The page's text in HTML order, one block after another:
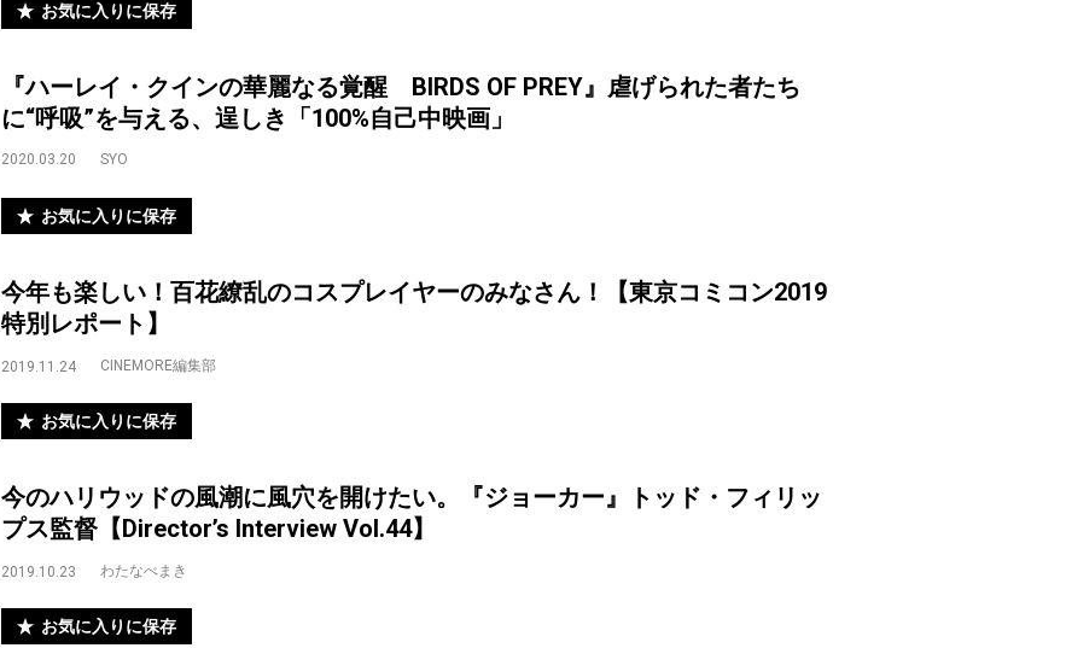
お気に入りに保存
『ハーレイ・クインの華麗なる覚醒 BIRDS OF PREY』虐げられた者たち
に“呼吸”を与える、逞しき「100%自己中映画」
2020.03.20 SYO
お気に入りに保存
今年も楽しい！百花繚乱のコスプレイヤーのみなさん！【東京コミコン2019
特別レポート】
2019.11.24 CINEMORE編集部
お気に入りに保存
今のハリウッドの風潮に風穴を開けたい。『ジョーカー』トッド・フィリッ
プス監督【Director’s Interview Vol.44】
2019.10.23 わたなべまき
お気に入りに保存